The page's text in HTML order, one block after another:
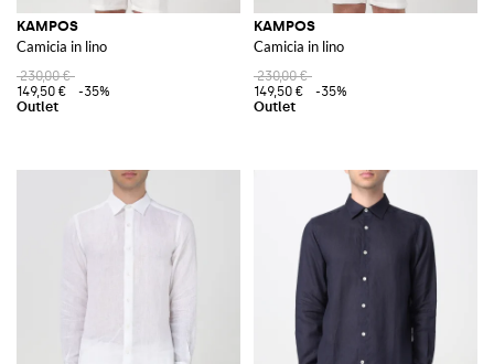
KAMPOS
Camicia in lino
230,00 €
149,50 €
-35%
KAMPOS
Camicia in lino
230,00 €
149,50 €
-35%